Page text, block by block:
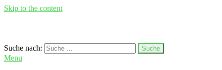
Skip to the content
hortione.com
LED Pflanzenlampen
Suche nach:
Menu